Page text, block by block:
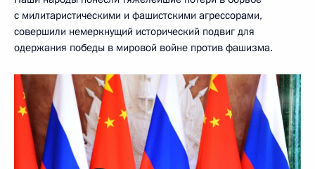
с милитаристическими и фашистскими агрессорами,
совершили немеркнущий исторический подвиг для
одержания победы в мировой войне против фашизма.